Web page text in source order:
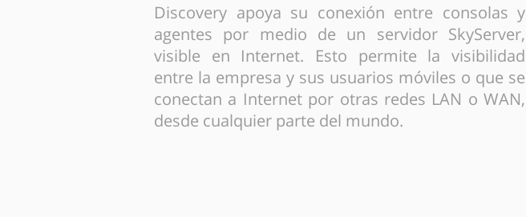
Discovery apoya su conexión entre consolas y
agentes por medio de un servidor SkyServer,
visible en Internet. Esto permite la visibilidad
entre la empresa y sus usuarios móviles o que se
conectan a Internet por otras redes LAN o WAN,
desde cualquier parte del mundo.